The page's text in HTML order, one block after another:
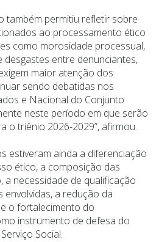
também permitiu refletir sobre
ao processamento ético
como morosidade processual,
entre denunciantes,
maior atenção dos
sendo debatidas nos
e Nacional do Conjunto
neste período em que serão
o triênio 2026-2029”, afirmou.
estiveram ainda a diferenciação
ético, a composição das
a necessidade de qualificação
envolvidas, a redução da
o fortalecimento do
instrumento de defesa do
Social.